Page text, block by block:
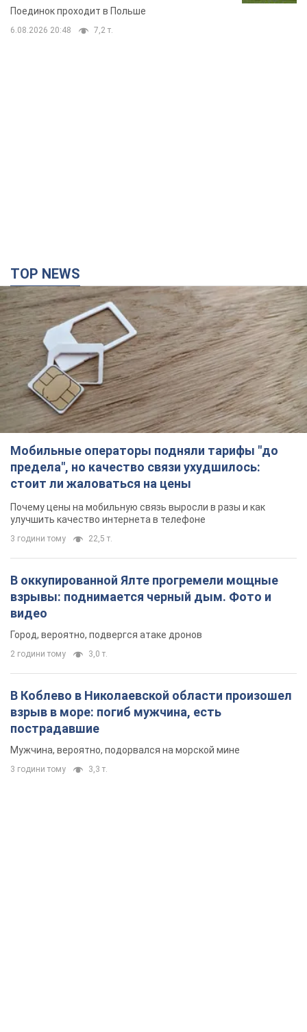
Поединок проходит в Польше
6.08.2026 20:48 7,2 т.
TOP NEWS
Мобильные операторы подняли тарифы "до
предела", но качество связи ухудшилось:
стоит ли жаловаться на цены
Почему цены на мобильную связь выросли в разы и как
улучшить качество интернета в телефоне
3 години тому 22,5 т.
В оккупированной Ялте прогремели мощные
взрывы: поднимается черный дым. Фото и
видео
Город, вероятно, подвергся атаке дронов
2 години тому 3,0 т.
В Коблево в Николаевской области произошел
взрыв в море: погиб мужчина, есть
пострадавшие
Мужчина, вероятно, подорвался на морской мине
3 години тому 3,3 т.